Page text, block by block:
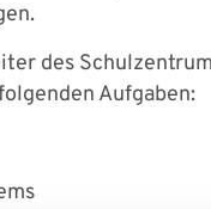
des
Aufgaben: